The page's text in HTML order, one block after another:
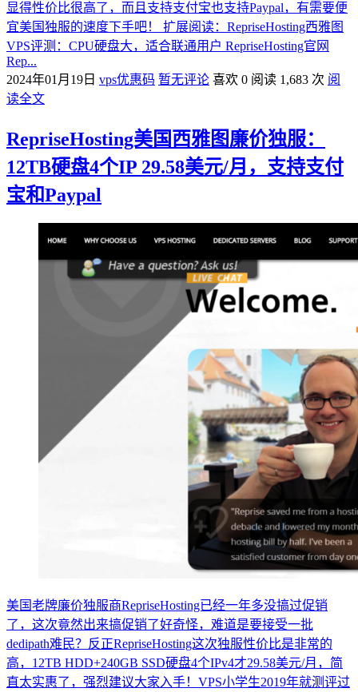
显得性价比很高了，而且支持支付宝也支持Paypal，有需要便
宜美国独服的速度下手吧！ 扩展阅读：RepriseHosting西雅图
VPS评测：CPU硬盘大，适合联通用户 RepriseHosting官网
Rep...
2024年01月19日 vps优惠码 暂无评论 喜欢 0 阅读 1,683 次 阅
读全文
RepriseHosting美国西雅图廉价独服：
12TB硬盘4个IP 29.58美元/月，支持支付
宝和Paypal
美国老牌廉价独服商RepriseHosting已经一年多没搞过促销
了，这次竟然出来搞促销了好奇怪，难道是要接受一批
dedipath难民？反正RepriseHosting这次独服性价比是非常的
高，12TB HDD+240GB SSD硬盘4个IPv4才29.58美元/月，简
直太实惠了，强烈建议大家入手！VPS小学生2019年就测评过